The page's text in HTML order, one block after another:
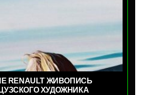
RENAULT ЖИВОПИСЬ
ХУДОЖНИКА